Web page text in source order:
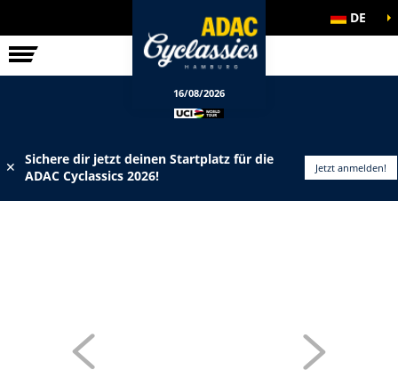
RENNEN DE
16/08/2026
✕
Sichere dir jetzt deinen Startplatz für die
ADAC Cyclassics 2026!
Jetzt anmelden!